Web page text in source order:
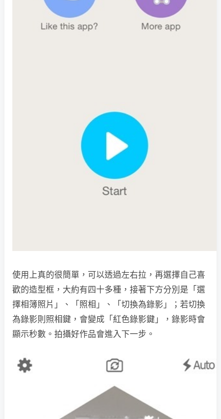
使用上真的很簡單，可以透過左右拉，再選擇自己喜
歡的造型框，大約有四十多種，接著下方分別是「選
擇相簿照片」、「照相」、「切換為錄影」；若切換
為錄影則照相鍵，會變成「紅色錄影鍵」，錄影時會
顯示秒數。拍攝好作品會進入下一步。